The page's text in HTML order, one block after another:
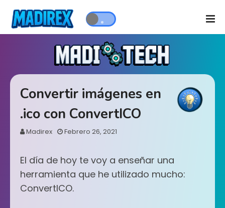
Convertir imágenes en
.ico con ConvertICO
Madirex Febrero 26, 2021
El día de hoy te voy a enseñar una
herramienta que he utilizado mucho:
ConvertICO.